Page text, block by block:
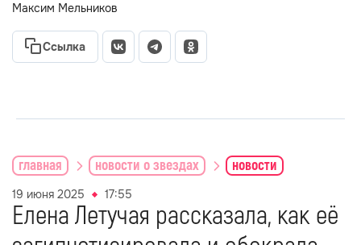
Максим Мельников
Ссылка
главная новости о звездах новости
19 июня 2025 17:55
Елена Летучая рассказала, как её